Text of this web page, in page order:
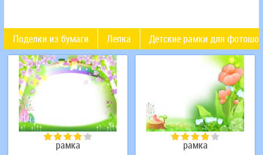
Поделки из бумаги Лепка Детские рамки для
рамка рамка